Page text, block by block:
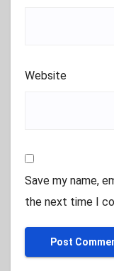
Website
Save my name,
the next time I